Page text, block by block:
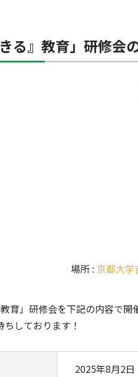
る』教育」研修会
場所 : 京都大
育」研修会を下記の内容で開
しております！
2025年8月2